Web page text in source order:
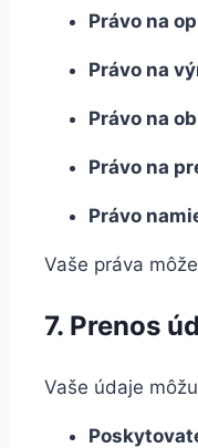
Právo na
Právo na
Právo na
Právo na
Právo
Vaše práva
7. Prenos
Vaše údaje